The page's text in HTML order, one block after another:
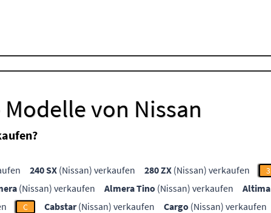
von Nissan
240 SX (Nissan) verkaufen 280 ZX (Nissan) verkaufen 3
(Nissan) verkaufen Almera Tino (Nissan) verkaufen Altima
C Cabstar(Nissan) verkaufen Cargo (Nissan) verkaufen